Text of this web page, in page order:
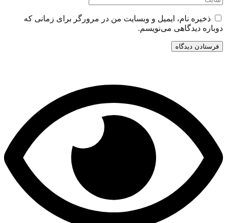
ذخیره نام، ایمیل و وبسایت من در مرورگر برای زمانی که
دوباره دیدگاهی می‌نویسم.